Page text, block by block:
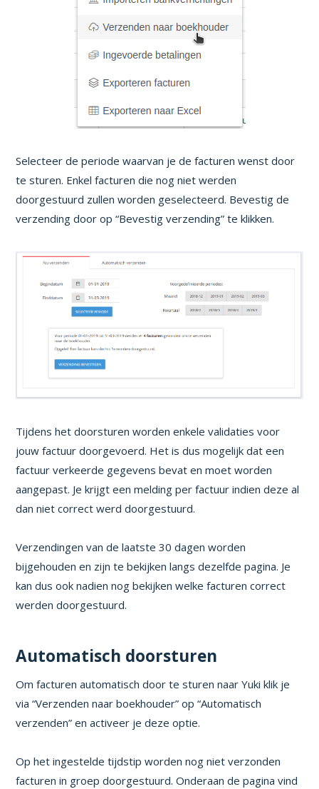
Selecteer de periode waarvan je de facturen wenst door
te sturen. Enkel facturen die nog niet werden
doorgestuurd zullen worden geselecteerd. Bevestig de
verzending door op “Bevestig verzending” te klikken.
Tijdens het doorsturen worden enkele validaties voor
jouw factuur doorgevoerd. Het is dus mogelijk dat een
factuur verkeerde gegevens bevat en moet worden
aangepast. Je krijgt een melding per factuur indien deze al
dan niet correct werd doorgestuurd.
Verzendingen van de laatste 30 dagen worden
bijgehouden en zijn te bekijken langs dezelfde pagina. Je
kan dus ook nadien nog bekijken welke facturen correct
werden doorgestuurd.
Automatisch doorsturen
Om facturen automatisch door te sturen naar Yuki klik je
via “Verzenden naar boekhouder” op “Automatisch
verzenden” en activeer je deze optie.
Op het ingestelde tijdstip worden nog niet verzonden
facturen in groep doorgestuurd. Onderaan de pagina vind